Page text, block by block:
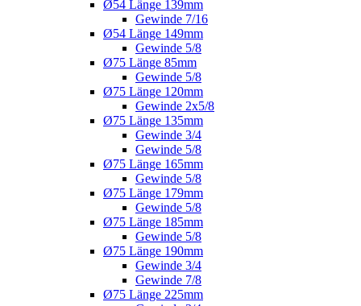
Ø54 Länge 139mm
Gewinde 7/16
Ø54 Länge 149mm
Gewinde 5/8
Ø75 Länge 85mm
Gewinde 5/8
Ø75 Länge 120mm
Gewinde 2x5/8
Ø75 Länge 135mm
Gewinde 3/4
Gewinde 5/8
Ø75 Länge 165mm
Gewinde 5/8
Ø75 Länge 179mm
Gewinde 5/8
Ø75 Länge 185mm
Gewinde 5/8
Ø75 Länge 190mm
Gewinde 3/4
Gewinde 7/8
Ø75 Länge 225mm